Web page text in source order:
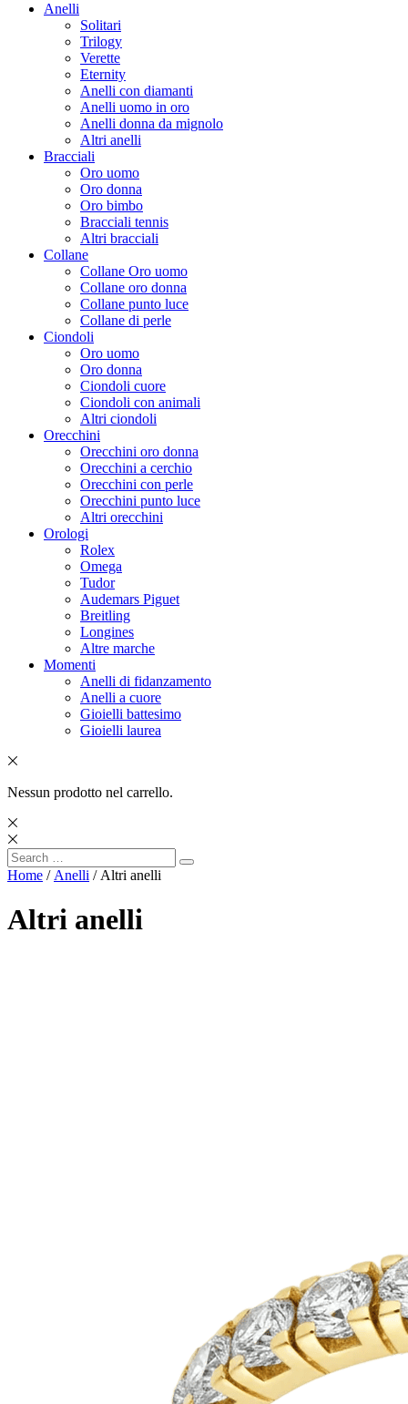
Anelli
Solitari
Trilogy
Verette
Eternity
Anelli con diamanti
Anelli uomo in oro
Anelli donna da mignolo
Altri anelli
Bracciali
Oro uomo
Oro donna
Oro bimbo
Bracciali tennis
Altri bracciali
Collane
Collane Oro uomo
Collane oro donna
Collane punto luce
Collane di perle
Ciondoli
Oro uomo
Oro donna
Ciondoli cuore
Ciondoli con animali
Altri ciondoli
Orecchini
Orecchini oro donna
Orecchini a cerchio
Orecchini con perle
Orecchini punto luce
Altri orecchini
Orologi
Rolex
Omega
Tudor
Audemars Piguet
Breitling
Longines
Altre marche
Momenti
Anelli di fidanzamento
Anelli a cuore
Gioielli battesimo
Gioielli laurea
Nessun prodotto nel carrello.
Search
for:
Search
Home / Anelli / Altri anelli
Altri anelli